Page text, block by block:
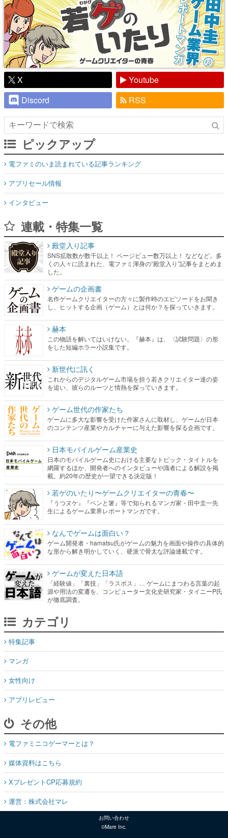
X
Youtube
Discord
RSS
ピックアップ
電ファミのいま読まれている記事ランキング
アプリセール情報
インタビュー
連載・特集一覧
殿堂入り記事
SNS拡散数が数千以上！ ページビュー数万以上！ などなど。多
くの人々に読まれた、電ファミ渾身の“殿堂入り”記事をまとめま
した。
ゲームの企画書
名作ゲームクリエイターの方々に製作時のエピソードをお聞き
し、ヒットする企画（ゲーム）とは何か？を探っていきます。
赫本
この物語を解いてはいけない。『赫本』は、〈試験問題〉の形
をした短編ホラー小説集です。
新世代に訊く
これからのデジタルゲーム市場を担う若きクリエイター達の姿
を追い、彼らのルーツと情熱を探っていきます。
ゲーム世代の作家たち
ゲームに多大な影響を受けた作家さんに取材し、ゲームが日本
のコンテンツ産業やカルチャーに与えた影響を探る企画です。
日本モバイルゲーム産業史
日本のモバイルゲーム史における主要なトピック・タイトルを
網羅するほか、開発者へのインタビューや識者による解説を掲
載。約20年の歴史が一望できる決定版！
若ゲのいたり〜ゲームクリエイターの青春〜
『うつヌケ』『ペンと箸』等で知られるマンガ家・田中圭一先
生によるゲーム業界レポートマンガです。
なんでゲームは面白い？
ゲーム開発者・hamatsu氏がゲームの魅力を画面や操作の具体的
な形から解き明かしていく、硬派で骨太な評論連載です。
ゲームが変えた日本語
「経験値」「裏技」「ラスボス」… ゲームにまつわる言葉の起
源や用法の変遷を、コンピューター文化史研究家・タイニーP氏
が徹底調査。
カテゴリ
特集記事
マンガ
女性向け
アプリレビュー
その他
電ファミニコゲーマーとは？
媒体資料はこちら
XプレゼントCP応募規約
運営：株式会社マレ
お問い合わせ
©Mare Inc.